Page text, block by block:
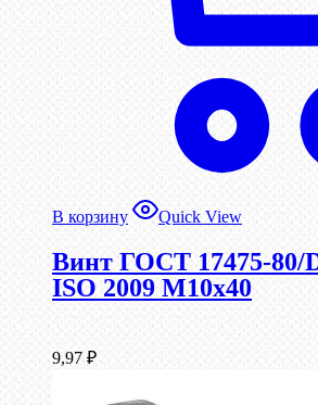
В корзину Quick View
Винт ГОСТ 17475-80/
ISO 2009 М10х40
9,97 ₽